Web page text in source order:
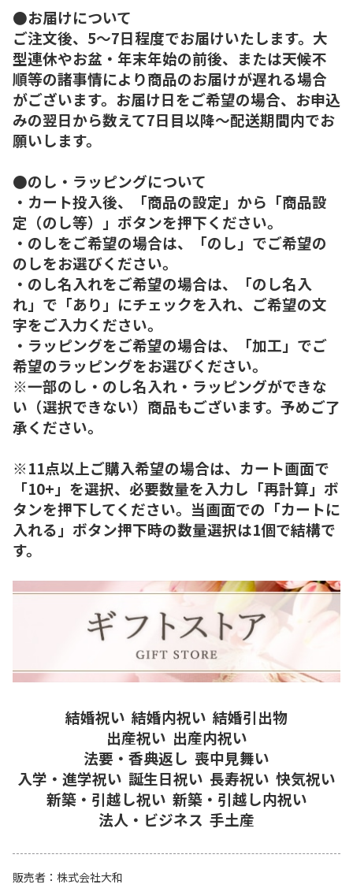
●お届けについて
ご注文後、5～7日程度でお届けいたします。大
型連休やお盆・年末年始の前後、または天候不
順等の諸事情により商品のお届けが遅れる場合
がございます。お届け日をご希望の場合、お申込
みの翌日から数えて7日目以降～配送期間内でお
願いします。
●のし・ラッピングについて
・カート投入後、「商品の設定」から「商品設
定（のし等）」ボタンを押下ください。
・のしをご希望の場合は、「のし」でご希望の
のしをお選びください。
・のし名入れをご希望の場合は、「のし名入
れ」で「あり」にチェックを入れ、ご希望の文
字をご入力ください。
・ラッピングをご希望の場合は、「加工」でご
希望のラッピングをお選びください。
※一部のし・のし名入れ・ラッピングができな
い（選択できない）商品もございます。予めご了
承ください。
※11点以上ご購入希望の場合は、カート画面で
「10+」を選択、必要数量を入力し「再計算」ボ
タンを押下してください。当画面での「カートに
入れる」ボタン押下時の数量選択は1個で結構で
す。
結婚祝い 結婚内祝い 結婚引出物
出産祝い 出産内祝い
法要・香典返し 喪中見舞い
入学・進学祝い 誕生日祝い 長寿祝い 快気祝い
新築・引越し祝い 新築・引越し内祝い
法人・ビジネス 手土産
販売者
株式会社大和